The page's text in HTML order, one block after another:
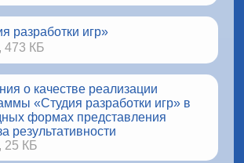
разработки игр»
473 КБ
о качестве реализации
«Студия разработки игр» в
формах представления
результативности
25 КБ